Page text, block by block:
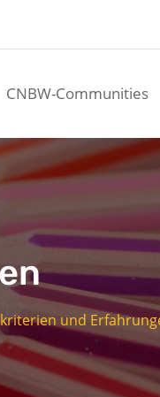
CNBW-Communities
und